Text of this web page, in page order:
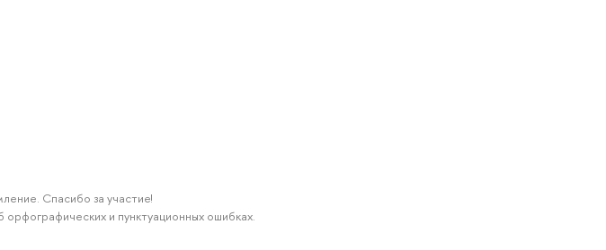
Спасибо за участие!
и пунктуационных ошибках.